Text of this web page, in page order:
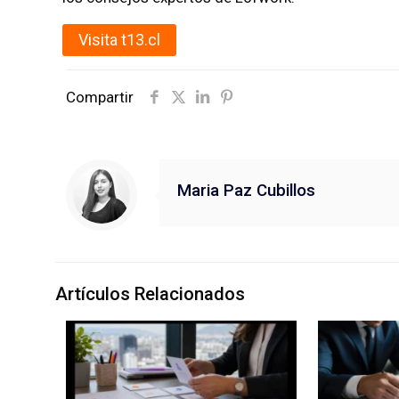
Visita t13.cl
Compartir
Maria Paz Cubillos
Artículos Relacionados